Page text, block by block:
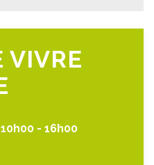
VIVRE
- 16h00